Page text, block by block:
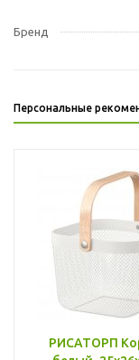
Бренд
Персональные
РИСАТОРП